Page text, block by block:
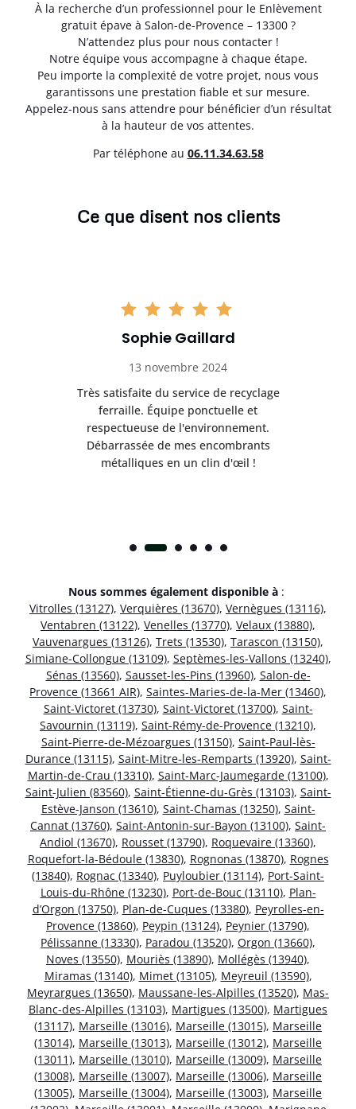
À la recherche d’un professionnel pour le Enlèvement
gratuit épave à Salon-de-Provence – 13300 ?
N’attendez plus pour nous contacter !
Notre équipe vous accompagne à chaque étape.
Peu importe la complexité de votre projet, nous vous
garantissons une prestation fiable et sur mesure.
Appelez-nous sans attendre pour bénéficier d’un résultat
à la hauteur de vos attentes.
Par téléphone au 06.11.34.63.58
Ce que disent nos clients
Sophie Gaillard
13 novembre 2024
Très satisfaite du service de recyclage
ferraille. Équipe ponctuelle et
respectueuse de l'environnement.
Débarrassée de mes encombrants
métalliques en un clin d'œil !
Nous sommes également disponible à :
Vitrolles (13127), Verquières (13670), Vernègues (13116),
Ventabren (13122), Venelles (13770), Velaux (13880),
Vauvenargues (13126), Trets (13530), Tarascon (13150),
Simiane-Collongue (13109), Septèmes-les-Vallons (13240),
Sénas (13560), Sausset-les-Pins (13960), Salon-de-
Provence (13661 AIR), Saintes-Maries-de-la-Mer (13460),
Saint-Victoret (13730), Saint-Victoret (13700), Saint-
Savournin (13119), Saint-Rémy-de-Provence (13210),
Saint-Pierre-de-Mézoargues (13150), Saint-Paul-lès-
Durance (13115), Saint-Mitre-les-Remparts (13920), Saint-
Martin-de-Crau (13310), Saint-Marc-Jaumegarde (13100),
Saint-Julien (83560), Saint-Étienne-du-Grès (13103), Saint-
Estève-Janson (13610), Saint-Chamas (13250), Saint-
Cannat (13760), Saint-Antonin-sur-Bayon (13100), Saint-
Andiol (13670), Rousset (13790), Roquevaire (13360),
Roquefort-la-Bédoule (13830), Rognonas (13870), Rognes
(13840), Rognac (13340), Puyloubier (13114), Port-Saint-
Louis-du-Rhône (13230), Port-de-Bouc (13110), Plan-
d’Orgon (13750), Plan-de-Cuques (13380), Peyrolles-en-
Provence (13860), Peypin (13124), Peynier (13790),
Pélissanne (13330), Paradou (13520), Orgon (13660),
Noves (13550), Mouriès (13890), Mollégès (13940),
Miramas (13140), Mimet (13105), Meyreuil (13590),
Meyrargues (13650), Maussane-les-Alpilles (13520), Mas-
Blanc-des-Alpilles (13103), Martigues (13500), Martigues
(13117), Marseille (13016), Marseille (13015), Marseille
(13014), Marseille (13013), Marseille (13012), Marseille
(13011), Marseille (13010), Marseille (13009), Marseille
(13008), Marseille (13007), Marseille (13006), Marseille
(13005), Marseille (13004), Marseille (13003), Marseille